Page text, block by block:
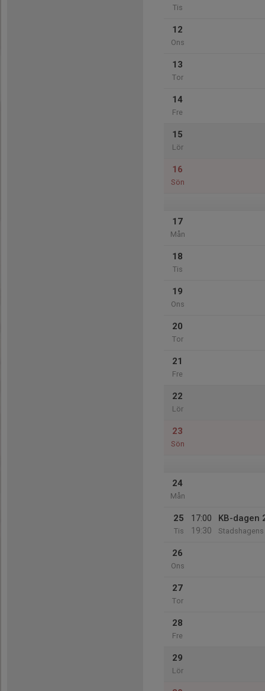
Tis
12
Ons
13
Tor
14
Fre
15
Lör
16
Sön
17
Mån
18
Tis
19
Ons
20
Tor
21
Fre
22
Lör
23
Sön
24
Mån
25
Tis
17:00
19:30
KB-dagen
Stadshagens
26
Ons
27
Tor
28
Fre
29
Lör